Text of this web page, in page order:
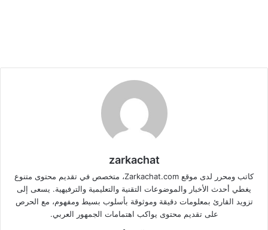
zarkachat
كاتب ومحرر لدى موقع Zarkachat.com، متخصص في تقديم محتوى متنوع
يغطي أحدث الأخبار والموضوعات التقنية والتعليمية والترفيهية. يسعى إلى
تزويد القارئ بمعلومات دقيقة وموثوقة بأسلوب بسيط ومفهوم، مع الحرص
على تقديم محتوى يواكب اهتمامات الجمهور العربي.